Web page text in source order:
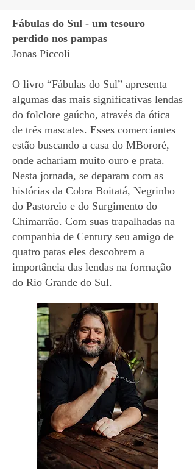
Fábulas do Sul - um tesouro
perdido nos pampas
Jonas Piccoli
O livro “Fábulas do Sul” apresenta
algumas das mais significativas lendas
do folclore gaúcho, através da ótica
de três mascates. Esses comerciantes
estão buscando a casa do MBororé,
onde achariam muito ouro e prata.
Nesta jornada, se deparam com as
histórias da Cobra Boitatá, Negrinho
do Pastoreio e do Surgimento do
Chimarrão. Com suas trapalhadas na
companhia de Century seu amigo de
quatro patas eles descobrem a
importância das lendas na formação
do Rio Grande do Sul.